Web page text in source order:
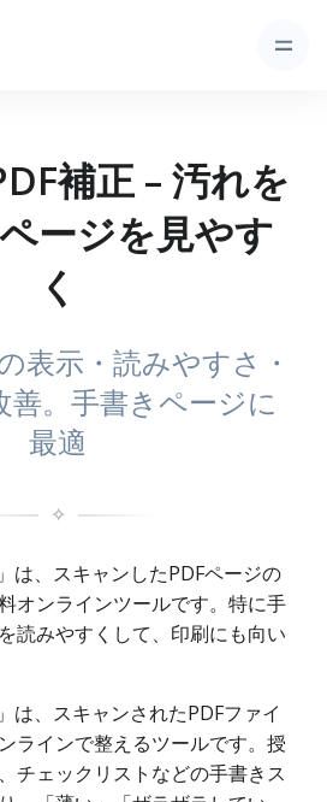
補正 – 汚れを
ージを見やす
く
表示・読みやすさ・
善。手書きページに
最適
✧
は、スキャンしたPDFページの
オンラインツールです。特に手
読みやすくして、印刷にも向い
は、スキャンされたPDFファイ
ラインで整えるツールです。授
チェックリストなどの手書きス